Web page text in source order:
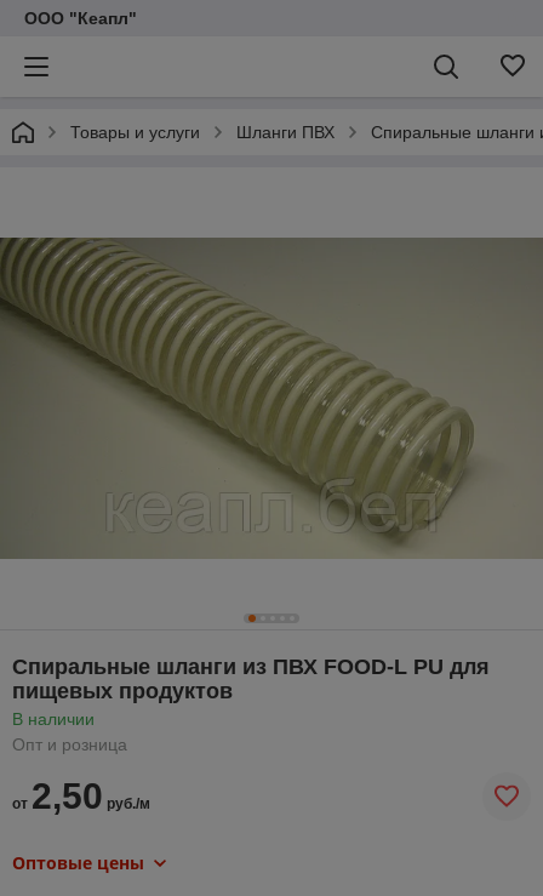
ООО "Кеапл"
Товары и услуги Шланги ПВХ Спиральные шланги
Спиральные шланги из ПВХ FOOD-L PU для
пищевых продуктов
В наличии
Опт и розница
от 2,50 руб./м
Оптовые цены